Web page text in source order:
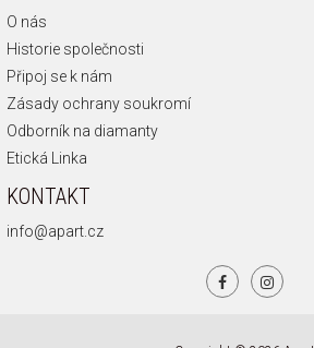
O nás
Historie společnosti
Připoj se k nám
Zásady ochrany soukromí
Odborník na diamanty
Etická Linka
KONTAKT
info@apart.cz